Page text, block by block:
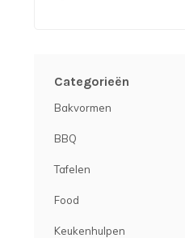
Categorieën
Bakvormen
BBQ
Tafelen
Food
Keukenhulpen